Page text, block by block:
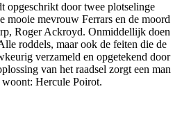
door twee plotselinge
mooie mevrouw Ferrars en de moord
Roger Ackroyd. Onmiddellijk doen
roddels, maar ook de feiten die de
verzameld en opgetekend door
van het raadsel zorgt een man
Hercule Poirot.